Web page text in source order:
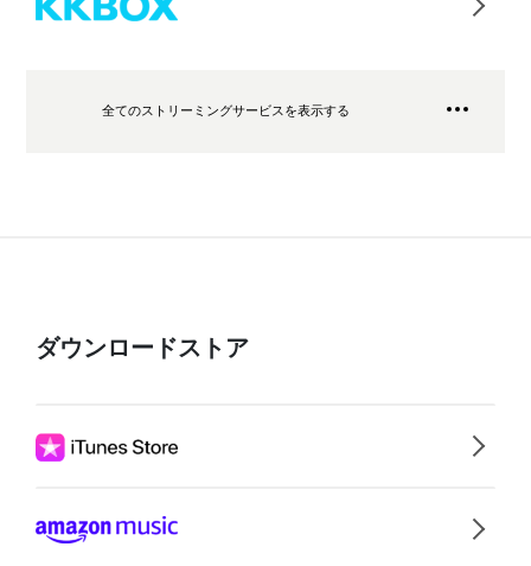
全てのストリーミングサービスを表示する
ダウンロードストア